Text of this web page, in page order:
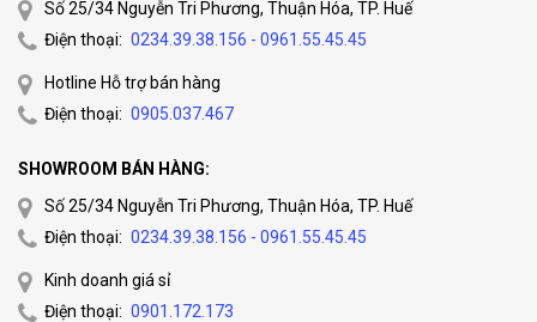
Số 25/34 Nguyễn Tri Phương, Thuận Hóa, TP. Huế
Điện thoại: 0234.39.38.156 - 0961.55.45.45
Hotline Hỗ trợ bán hàng
Điện thoại: 0905.037.467
SHOWROOM BÁN HÀNG:
Số 25/34 Nguyễn Tri Phương, Thuận Hóa, TP. Huế
Điện thoại: 0234.39.38.156 - 0961.55.45.45
Kinh doanh giá sỉ
Điện thoại: 0901.172.173